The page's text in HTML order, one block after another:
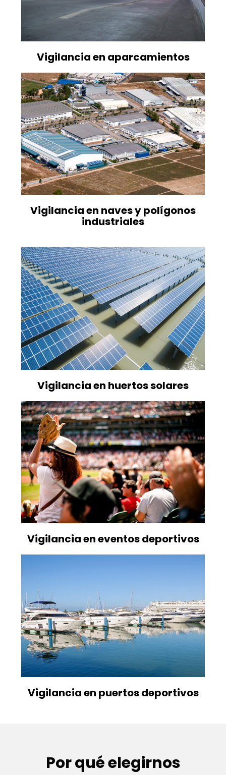
Vigilancia en aparcamientos
Vigilancia en naves y polígonos
industriales
Vigilancia en huertos solares
Vigilancia en eventos deportivos
Vigilancia en puertos deportivos
Por qué elegirnos